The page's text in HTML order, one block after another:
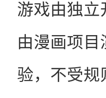
游戏由独立
由漫画项
验，不受规